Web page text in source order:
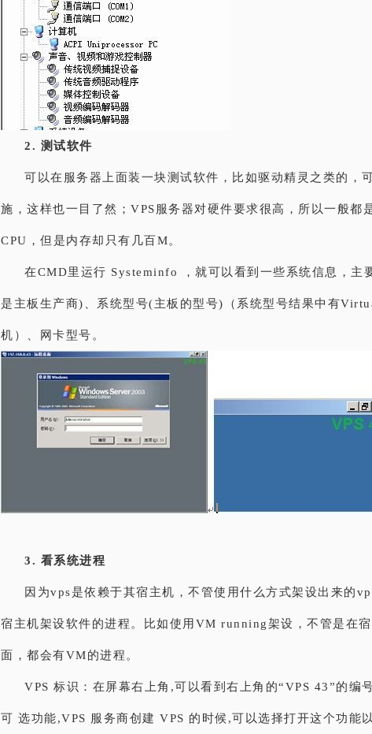
2. 测试软件
可以在服务器上面装一块测试软件，比如驱动精灵之类的，
施，这样也一目了然；VPS服务器对硬件要求很高，所以一般都
CPU，但是内存却只有几百M。
在CMD里运行 Systeminfo ，就可以看到一些系统信息，主
是主板生产商)、系统型号(主板的型号)（系统型号结果中有
机）、网卡型号。
3. 看系统进程
因为vps是依赖于其宿主机，不管使用什么方式架设出来的
宿主机架设软件的进程。比如使用VM running架设，不管是在
面，都会有VM的进程。
VPS 标识：在屏幕右上角,可以看到右上角的“VPS 43”的编
可 选功能,VPS 服务商创建 VPS 的时候,可以选择打开这个功能